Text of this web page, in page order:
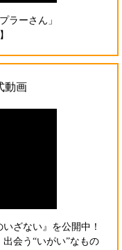
ラーさん」
動画
ざない』を公開中！
会う“いがい”なもの